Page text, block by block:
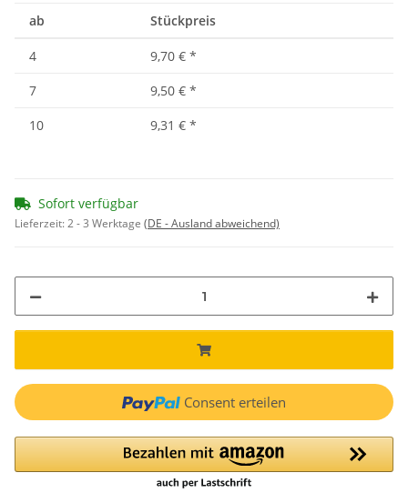
ab Stückpreis
4 9,70 € *
7
9,50 € *
10
9,31 € *
Sofort verfügbar
Lieferzeit:2 - 3 Werktage (DE - Ausland abweichend)
Consent erteilen